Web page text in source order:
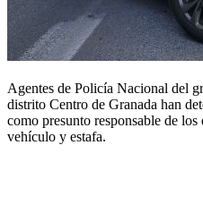
Agentes de Policía Nacional del
distrito Centro de Granada han
como presunto responsable de
vehículo y estafa.